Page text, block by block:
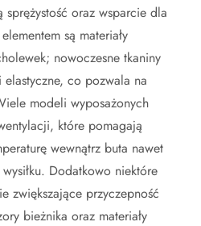
oraz wsparcie dla
są materiały
nowoczesne tkaniny
co pozwala na
modeli wyposażonych
które pomagają
wewnątrz buta nawet
Dodatkowo niektóre
zwiększające przyczepność
bieżnika oraz materiały